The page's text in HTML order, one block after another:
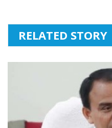
RELATED STORY